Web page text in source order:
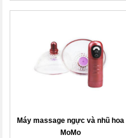
Máy massage ngực và nhũ hoa
MoMo